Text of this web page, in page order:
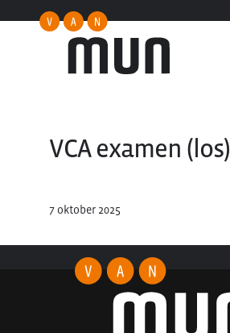
VCA examen (los)
7 oktober 2025